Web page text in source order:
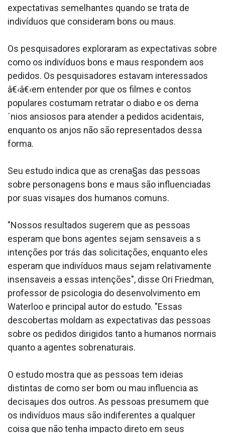
expectativas semelhantes quando se trata de
indivíduos que consideram bons ou maus.
Os pesquisadores exploraram as expectativas sobre
como os indivíduos bons e maus respondem aos
pedidos. Os pesquisadores estavam interessados
â€‹â€‹em entender por que os filmes e contos
populares costumam retratar o diabo e os dema
´nios ansiosos para atender a pedidos acidentais,
enquanto os anjos não são representados dessa
forma.
Seu estudo indica que as crena§as das pessoas
sobre personagens bons e maus são influenciadas
por suas visaµes dos humanos comuns.
"Nossos resultados sugerem que as pessoas
esperam que bons agentes sejam sensa­veis a s
intenções por trás das solicitações, enquanto eles
esperam que indivíduos maus sejam relativamente
insensa­veis a essas intenções", disse Ori Friedman,
professor de psicologia do desenvolvimento em
Waterloo e principal autor do estudo. "Essas
descobertas moldam as expectativas das pessoas
sobre os pedidos dirigidos tanto a humanos normais
quanto a agentes sobrenaturais.
O estudo mostra que as pessoas tem ideias
distintas de como ser bom ou mau influencia as
decisaµes dos outros. As pessoas presumem que
os indivíduos maus são indiferentes a qualquer
coisa que não tenha impacto direto em seus